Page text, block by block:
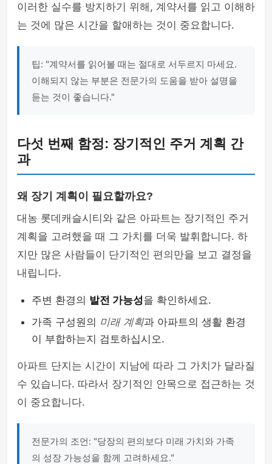
이러한 실수를 방지하기 위해, 계약서를 읽고 이해하
는 것에 많은 시간을 할애하는 것이 중요합니다.
팁: "계약서를 읽어볼 때는 절대로 서두르지 마세요.
이해되지 않는 부분은 전문가의 도움을 받아 설명을
듣는 것이 좋습니다."
다섯 번째 함정: 장기적인 주거 계획 간
과
왜 장기 계획이 필요할까요?
대농 롯데캐슬시티와 같은 아파트는 장기적인 주거
계획을 고려했을 때 그 가치를 더욱 발휘합니다. 하
지만 많은 사람들이 단기적인 편의만을 보고 결정을
내립니다.
주변 환경의 발전 가능성을 확인하세요.
가족 구성원의 미래 계획과 아파트의 생활 환경
이 부합하는지 검토하십시오.
아파트 단지는 시간이 지남에 따라 그 가치가 달라질
수 있습니다. 따라서 장기적인 안목으로 접근하는 것
이 중요합니다.
전문가의 조언: "당장의 편의보다 미래 가치와 가족
의 성장 가능성을 함께 고려하세요."